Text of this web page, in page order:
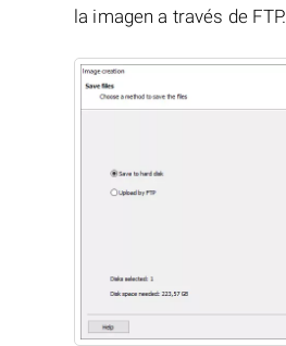
la imagen a través de FTP.